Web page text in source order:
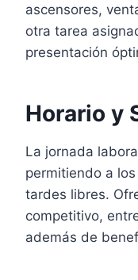
ascensores,
otra tarea
presentación
Horario y
La jornada
permitiendo a
tardes libres.
competitivo,
además de